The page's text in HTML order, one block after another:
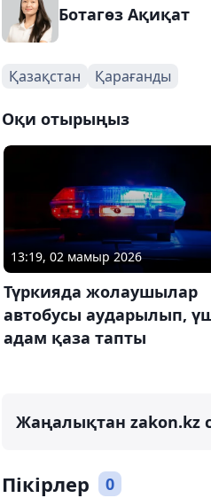
Ботагөз Ақиқат
Қазақстан Қарағанды
Оқи отырыңыз
13:19, 02 мамыр 2026
Түркияда жолаушылар
автобусы аударылып,
адам қаза тапты
Жаңалықтан zakon.kz
Пікірлер 0